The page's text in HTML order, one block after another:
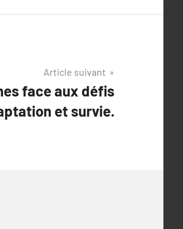
Article suivant
face aux défis
et survie.